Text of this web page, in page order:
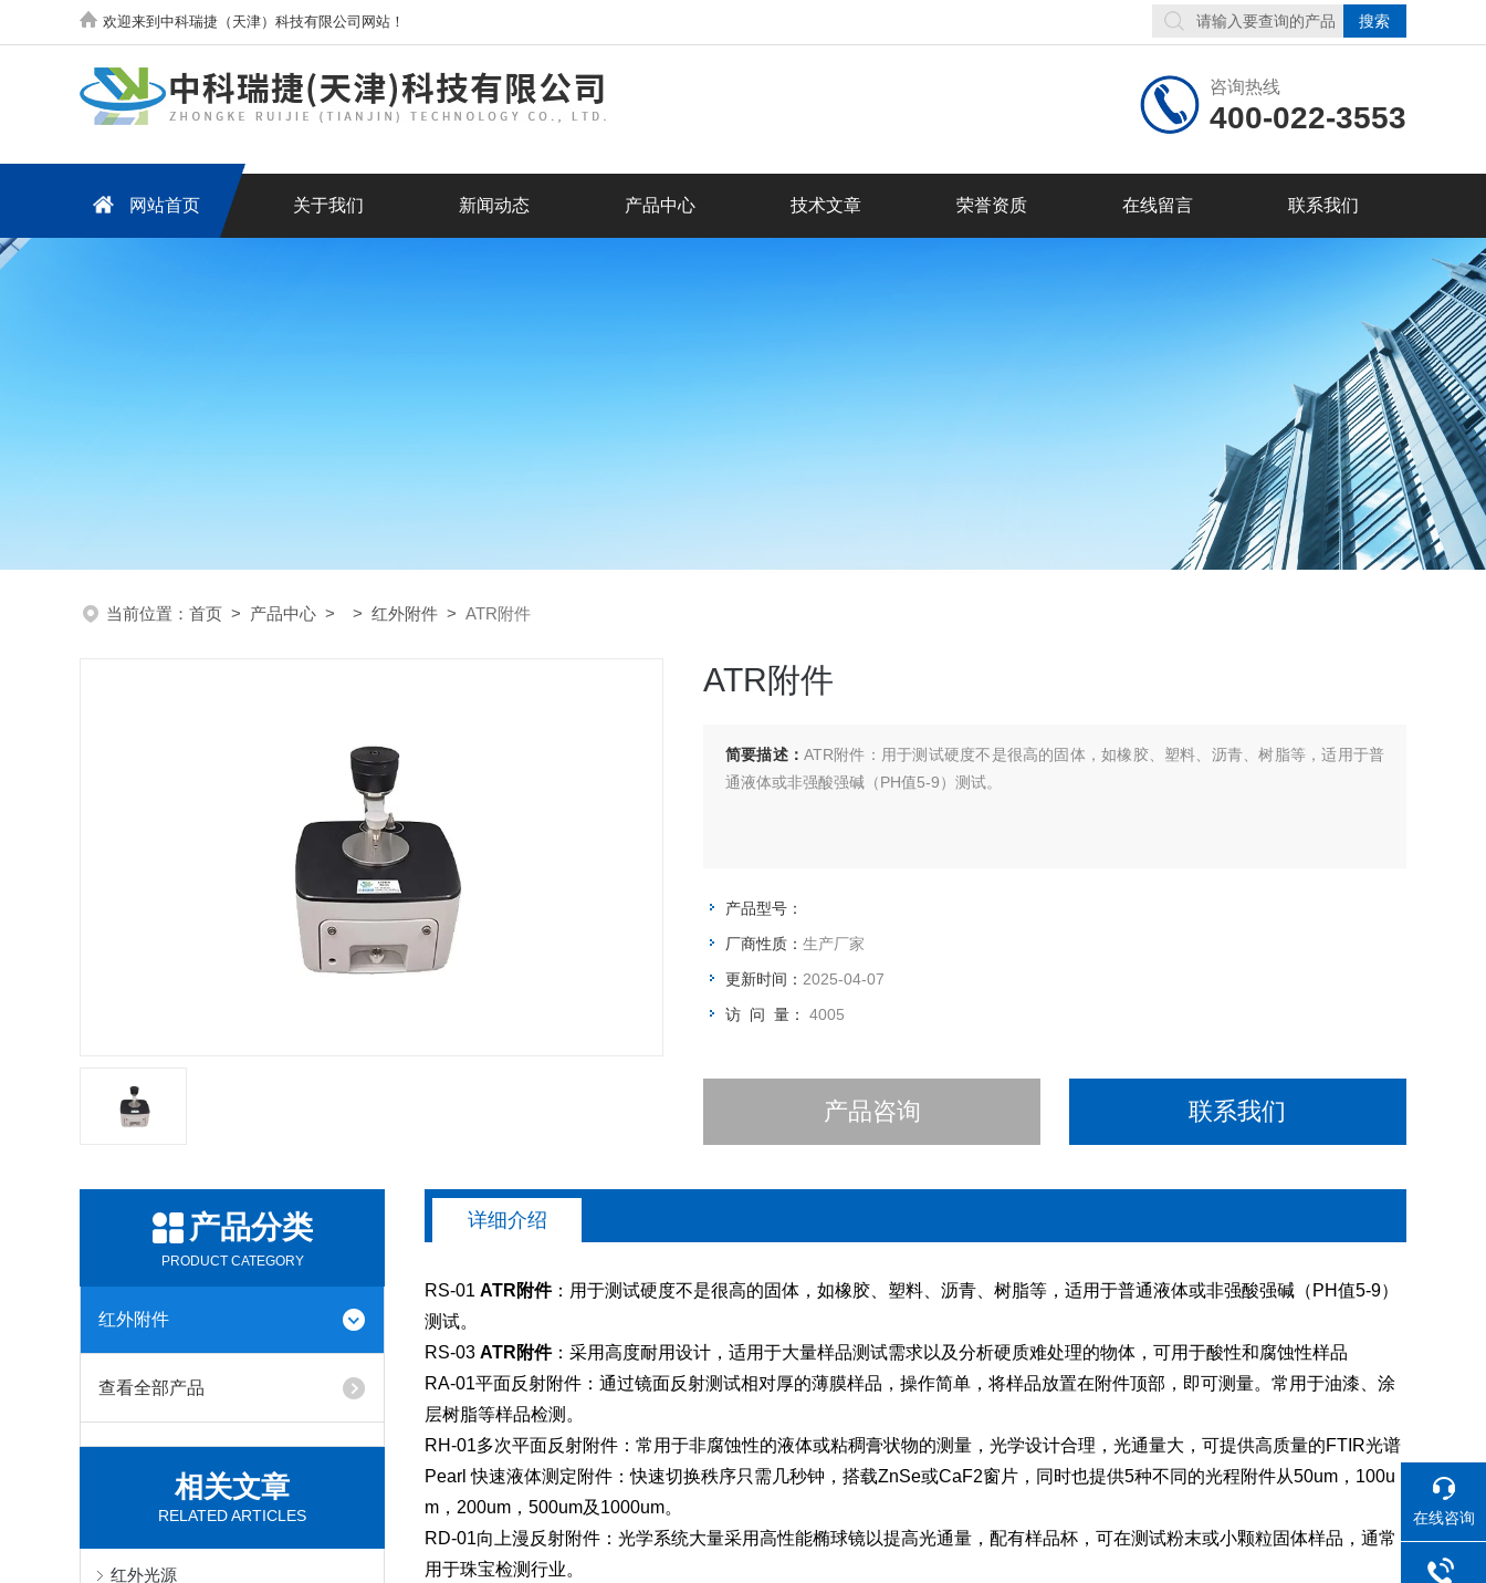
欢迎来到中科瑞捷（天津）科技有限公司网站！
咨询热线
400-022-3553
网站首页 关于我们 新闻动态 产品中心 技术文章 荣誉资质 在线留言 联系我们
当前位置： 首页 > 产品中心 > > 红外附件 > ATR附件
ATR附件
简要描述： ATR附件：用于测试硬度不是很高的固体，如橡胶、塑料、沥青、树脂等，适用于普
通液体或非强酸强碱（PH值5-9）测试。
产品型号：
厂商性质： 生产厂家
更新时间： 2025-04-07
访 问 量： 4005
产品咨询 联系我们
产品分类
PRODUCT CATEGORY
红外附件
查看全部产品
相关文章
RELATED ARTICLES
红外光源
详细介绍
RS-01 ATR附件：用于测试硬度不是很高的固体，如橡胶、塑料、沥青、树脂等，适用于普通液体或非强酸强碱（PH值5-9）
测试。
RS-03 ATR附件：采用高度耐用设计，适用于大量样品测试需求以及分析硬质难处理的物体，可用于酸性和腐蚀性样品
RA-01平面反射附件：通过镜面反射测试相对厚的薄膜样品，操作简单，将样品放置在附件顶部，即可测量。常用于油漆、涂
层树脂等样品检测。
RH-01多次平面反射附件：常用于非腐蚀性的液体或粘稠膏状物的测量，光学设计合理，光通量大，可提供高质量的FTIR光谱
Pearl 快速液体测定附件：快速切换秩序只需几秒钟，搭载ZnSe或CaF2窗片，同时也提供5种不同的光程附件从50um，100u
m，200um，500um及1000um。
RD-01向上漫反射附件：光学系统大量采用高性能椭球镜以提高光通量，配有样品杯，可在测试粉末或小颗粒固体样品，通常
用于珠宝检测行业。
在线咨询